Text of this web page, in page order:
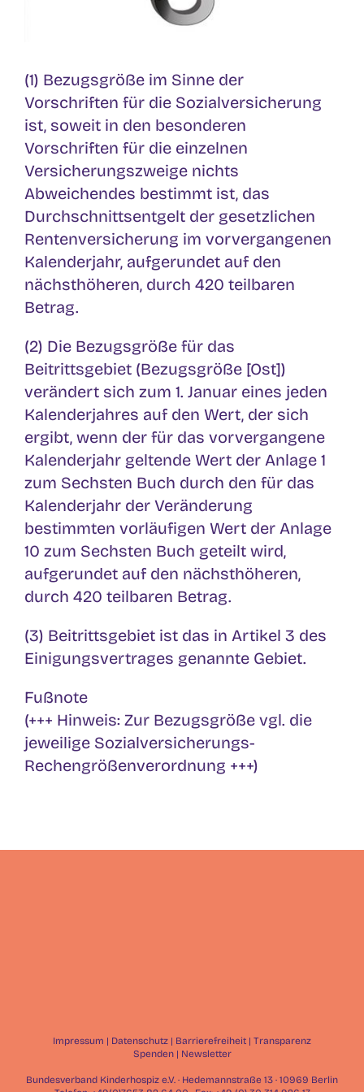
(1) Bezugsgröße im Sinne der
Vorschriften für die Sozialversicherung
ist, soweit in den besonderen
Vorschriften für die einzelnen
Versicherungszweige nichts
Abweichendes bestimmt ist, das
Durchschnittsentgelt der gesetzlichen
Rentenversicherung im vorvergangenen
Kalenderjahr, aufgerundet auf den
nächsthöheren, durch 420 teilbaren
Betrag.
(2) Die Bezugsgröße für das
Beitrittsgebiet (Bezugsgröße [Ost])
verändert sich zum 1. Januar eines jeden
Kalenderjahres auf den Wert, der sich
ergibt, wenn der für das vorvergangene
Kalenderjahr geltende Wert der Anlage 1
zum Sechsten Buch durch den für das
Kalenderjahr der Veränderung
bestimmten vorläufigen Wert der Anlage
10 zum Sechsten Buch geteilt wird,
aufgerundet auf den nächsthöheren,
durch 420 teilbaren Betrag.
(3) Beitrittsgebiet ist das in Artikel 3 des
Einigungsvertrages genannte Gebiet.
Fußnote
(+++ Hinweis: Zur Bezugsgröße vgl. die
jeweilige Sozialversicherungs-
Rechengrößenverordnung +++)
Impressum | Datenschutz | Barrierefreiheit | Transparenz
Spenden| Newsletter
Bundesverband Kinderhospiz e.V. · Hedemannstraße 13 · 10969 Berlin